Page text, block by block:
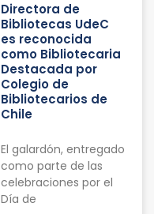
Directora de
Bibliotecas UdeC
es reconocida
como Bibliotecaria
Destacada por
Colegio de
Bibliotecarios de
Chile
El galardón, entregado
como parte de las
celebraciones por el
Día de